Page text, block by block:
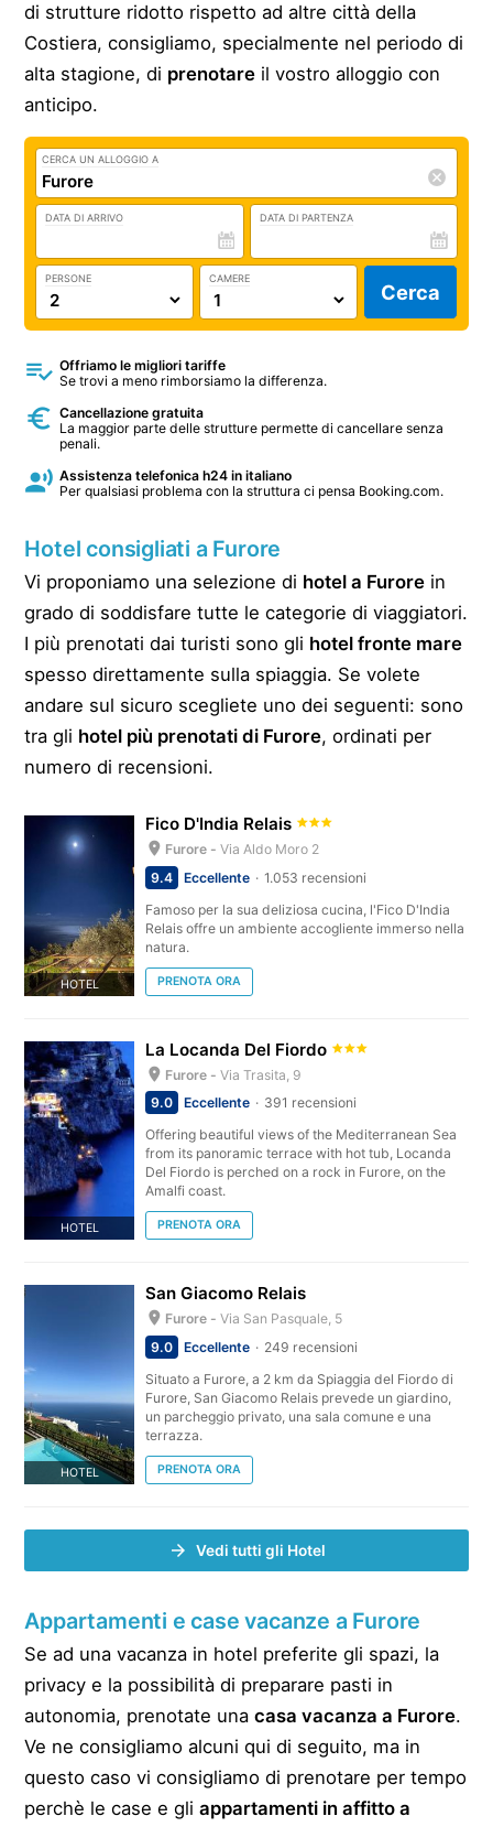
di strutture ridotto rispetto ad altre città della
Costiera, consigliamo, specialmente nel periodo di
alta stagione, di prenotare il vostro alloggio con
anticipo.
CERCA UN ALLOGGIO A
DATA DI ARRIVO DATA DI PARTENZA
PERSONE CAMERE
Cerca
Offriamo le migliori tariffe
Se trovi a meno rimborsiamo la differenza.
Cancellazione gratuita
La maggior parte delle strutture permette di cancellare senza
penali.
Assistenza telefonica h24 in italiano
Per qualsiasi problema con la struttura ci pensa Booking.com.
Hotel consigliati a Furore
Vi proponiamo una selezione di hotel a Furore in
grado di soddisfare tutte le categorie di viaggiatori.
I più prenotati dai turisti sono gli hotel fronte mare
spesso direttamente sulla spiaggia. Se volete
andare sul sicuro scegliete uno dei seguenti: sono
tra gli hotel più prenotati di Furore, ordinati per
numero di recensioni.
HOTEL
Fico D'India Relais
Furore -Via Aldo Moro 2
9.4
Eccellente
1.053 recensioni
Famoso per la sua deliziosa cucina, l'Fico D'India
Relais offre un ambiente accogliente immerso nella
natura.
PRENOTA ORA
HOTEL
La Locanda Del Fiordo
Furore -Via Trasita, 9
9.0
Eccellente
391 recensioni
Offering beautiful views of the Mediterranean Sea
from its panoramic terrace with hot tub, Locanda
Del Fiordo is perched on a rock in Furore, on the
Amalfi coast.
PRENOTA ORA
HOTEL
San Giacomo Relais
Furore -Via San Pasquale, 5
9.0
Eccellente
249 recensioni
Situato a Furore, a 2 km da Spiaggia del Fiordo di
Furore, San Giacomo Relais prevede un giardino,
un parcheggio privato, una sala comune e una
terrazza.
PRENOTA ORA
Vedi tutti gli Hotel
Appartamenti e case vacanze a Furore
Se ad una vacanza in hotel preferite gli spazi, la
privacy e la possibilità di preparare pasti in
autonomia, prenotate unacasa vacanza a Furore.
Ve ne consigliamo alcuni qui di seguito, ma in
questo caso vi consigliamo di prenotare per tempo
perchè le case e gliappartamenti in affitto a